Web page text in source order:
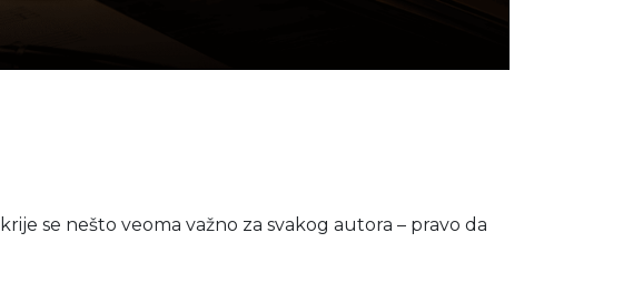
se nešto veoma važno za svakog autora – pravo da